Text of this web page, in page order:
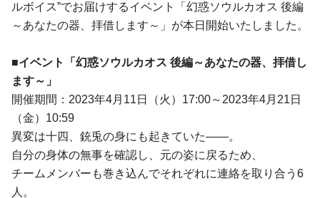
ルボイス”でお届けするイベント「幻惑ソウルカオス 後編
～あなたの器、拝借します～」が本日開始いたしました。
■イベント「幻惑ソウルカオス 後編～あなたの器、拝借し
ます～」
開催期間：2023年4月11日（火）17:00～2023年4月21日
（金）10:59
異変は十四、銃兎の身にも起きていた――。
自分の身体の無事を確認し、元の姿に戻るため、
チームメンバーも巻き込んでそれぞれに連絡を取り合う6
人。